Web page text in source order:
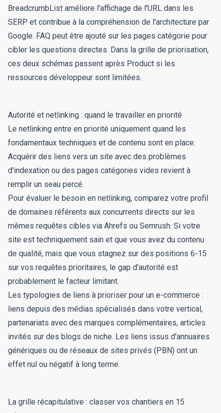
BreadcrumbList améliore l'affichage de l'URL dans les
SERP et contribue à la compréhension de l'architecture par
Google. FAQ peut être ajouté sur les pages catégorie pour
cibler les questions directes. Dans la grille de priorisation,
ces deux schémas passent après Product si les
ressources développeur sont limitées.
Autorité et netlinking : quand le travailler en priorité
Le netlinking entre en priorité uniquement quand les
fondamentaux techniques et de contenu sont en place.
Acquérir des liens vers un site avec des problèmes
d'indexation ou des pages catégories vides revient à
remplir un seau percé.
Pour évaluer le besoin en netlinking, comparez votre profil
de domaines référents aux concurrents directs sur les
mêmes requêtes cibles via Ahrefs ou Semrush. Si votre
site est techniquement sain et que vous avez du contenu
de qualité, mais que vous stagnez sur des positions 6-15
sur vos requêtes prioritaires, le gap d'autorité est
probablement le facteur limitant.
Les typologies de liens à prioriser pour un e-commerce :
liens depuis des médias spécialisés dans votre vertical,
partenariats avec des marques complémentaires, articles
invités sur des blogs de niche. Les liens issus d'annuaires
génériques ou de réseaux de sites privés (PBN) ont un
effet nul ou négatif à long terme.
La grille récapitulative : classer vos chantiers en 15